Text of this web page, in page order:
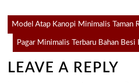
Post
navigation
Model Atap Kanopi Minimalis Taman
Pagar Minimalis Terbaru Bahan
LEAVE A REPLY